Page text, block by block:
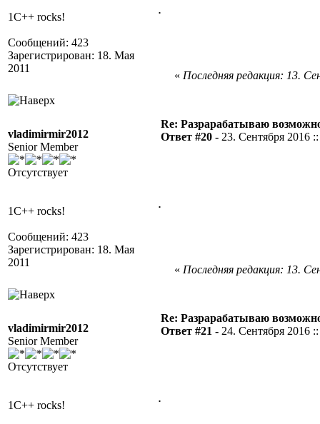
1C++ rocks!
Сообщений: 423
Зарегистрирован: 18. Мая
2011
.
« Последняя редакция: 13.
vladimirmir2012
Senior Member
Отсутствует
1C++ rocks!
Сообщений: 423
Зарегистрирован: 18. Мая
2011
Re: Разрарабатываю
Ответ #20 - 23. Сентября 2016
.
« Последняя редакция: 13.
vladimirmir2012
Senior Member
Отсутствует
1C++ rocks!
Re: Разрарабатываю
Ответ #21 - 24. Сентября 2016
.